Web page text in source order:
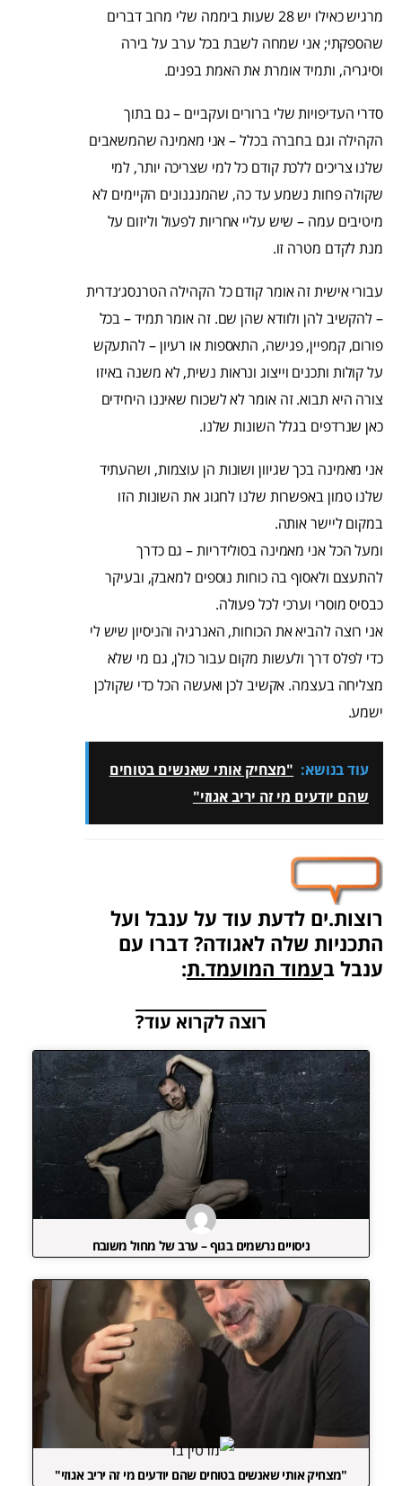
מרגיש כאילו יש 28 שעות ביממה שלי מרוב דברים
שהספקתי; אני שמחה לשבת בכל ערב על בירה
וסיגריה, ותמיד אומרת את האמת בפנים.
סדרי העדיפויות שלי ברורים ועקביים – גם בתוך
הקהילה וגם בחברה בכלל – אני מאמינה שהמשאבים
שלנו צריכים ללכת קודם כל למי שצריכה יותר, למי
שקולה פחות נשמע עד כה, שהמנגנונים הקיימים לא
מיטיבים עמה – שיש עליי אחריות לפעול וליזום על
מנת לקדם מטרה זו.
עבורי אישית זה אומר קודם כל הקהילה הטרנסג׳נדרית
– להקשיב להן ולוודא שהן שם. זה אומר תמיד – בכל
פורום, קמפיין, פגישה, התאספות או רעיון – להתעקש
על קולות ותכנים וייצוג ונראות נשית, לא משנה באיזו
צורה היא תבוא. זה אומר לא לשכוח שאיננו היחידים
כאן שנרדפים בגלל השונות שלנו.
אני מאמינה בכך שגיוון ושונות הן עוצמות, ושהעתיד
שלנו טמון באפשרות שלנו לחגוג את השונות הזו
במקום ליישר אותה.
ומעל הכל אני מאמינה בסולידריות – גם כדרך
להתעצם ולאסוף בה כוחות נוספים למאבק, ובעיקר
כבסיס מוסרי וערכי לכל פעולה.
אני רוצה להביא את הכוחות, האנרגיה והניסיון שיש לי
כדי לפלס דרך ולעשות מקום עבור כולן, גם מי שלא
מצליחה בעצמה. אקשיב לכן ואעשה הכל כדי שקולכן
ישמע.
עוד בנושא: "מצחיק אותי שאנשים בטוחים
שהם יודעים מי זה יריב אגוזי"
רוצות.ים לדעת עוד על ענבל ועל
התכניות שלה לאגודה? דברו עם
ענבל בעמוד המועמד.ת:
רוצה לקרוא עוד?
ניסויים נרשמים בגוף – ערב של מחול משובח
"מצחיק אותי שאנשים בטוחים שהם יודעים מי זה יריב אגוזי"